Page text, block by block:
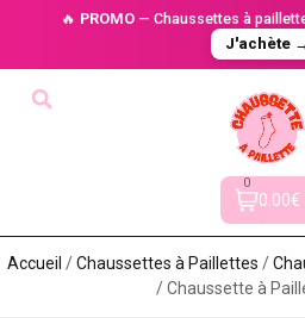
🔥 PROMO — Chaussettes à
J'achète
0
0.00€
Accueil /Chaussettes à Paillette​s /
/ Chaussette à